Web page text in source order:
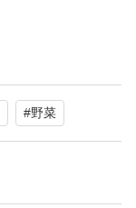
#野菜